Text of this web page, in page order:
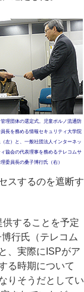
理団体の選定式。児童ポルノ流通防
長を務める情報セキュリティ大学院
左）と、一般社団法人インターネッ
協会の代表理事を務めるテレコムサ
委員長の桑子博行氏（右）
スするのを遮断す
することを予定
行氏（テレコム
、実際にISPがア
る時期について
りそうだとしてい